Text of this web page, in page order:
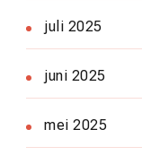
juli 2025
juni 2025
mei 2025